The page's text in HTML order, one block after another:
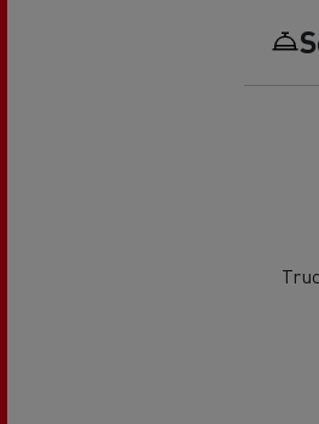
Garantias do fabricante